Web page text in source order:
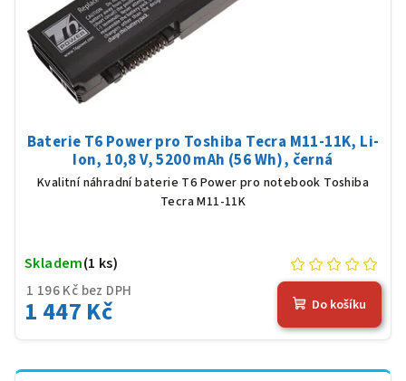
Baterie T6 Power pro Toshiba Tecra M11-11K, Li-
Ion, 10,8 V, 5200 mAh (56 Wh), černá
Kvalitní náhradní baterie T6 Power pro notebook Toshiba
Tecra M11-11K
1 196 Kč bez DPH
1 447 Kč
Skladem(1 ks)
Do košíku